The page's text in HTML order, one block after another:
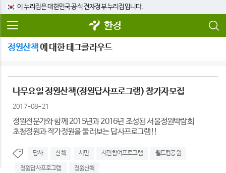
이 누리집은 대한민국 공식 전자정부 누리집입니다.
환경
정원산책에 대한 태그클라우드
나무요일 정원산책(정원답사프로그램) 참가자모집
2017-08-21
정원전문가와 함께 2015년과 2016년 조성된 서울정원박람회
초청정원과 작가정원을 둘러보는 답사프로그램!!
답사 산책 시민 시민참여프로그램 월드컵공원
정원답사프로그램 정원산책